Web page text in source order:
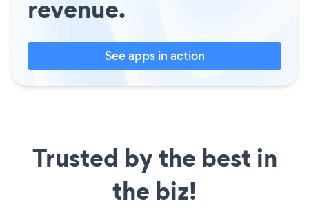
revenue.
See apps in action
Trusted by the best in
the biz!